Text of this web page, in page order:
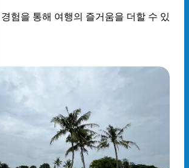
험을 통해 여행의 즐거움을 더할 수 있